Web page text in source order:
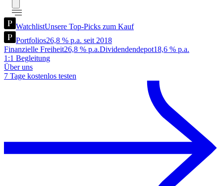
WatchlistUnsere Top-Picks zum Kauf
Portfolios26,8 % p.a. seit 2018
Finanzielle Freiheit26,8 % p.a.Dividendendepot18,6 % p.a.
1:1 Begleitung
Über uns
7 Tage kostenlos testen